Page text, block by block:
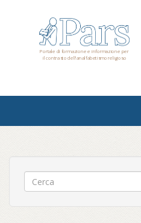
contenuto
Portale di formazione e informazione per
il contrasto dell'analfabetismo religioso